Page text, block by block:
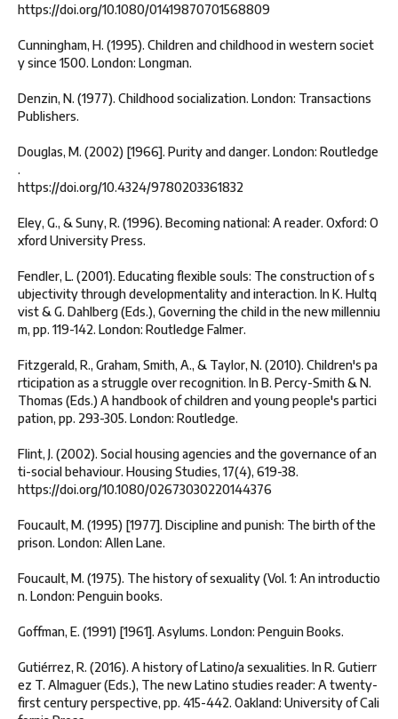
https://doi.org/10.1080/01419870701568809
Cunningham, H. (1995). Children and childhood in western societ
y since 1500. London: Longman.
Denzin, N. (1977). Childhood socialization. London: Transactions
Publishers.
Douglas, M. (2002) [1966]. Purity and danger. London: Routledge
.
https://doi.org/10.4324/9780203361832
Eley, G., & Suny, R. (1996). Becoming national: A reader. Oxford: O
xford University Press.
Fendler, L. (2001). Educating flexible souls: The construction of s
ubjectivity through developmentality and interaction. In K. Hultq
vist & G. Dahlberg (Eds.), Governing the child in the new millenniu
m, pp. 119-142. London: Routledge Falmer.
Fitzgerald, R., Graham, Smith, A., & Taylor, N. (2010). Children's pa
rticipation as a struggle over recognition. In B. Percy-Smith & N.
Thomas (Eds.) A handbook of children and young people's partici
pation, pp. 293-305. London: Routledge.
Flint, J. (2002). Social housing agencies and the governance of an
ti-social behaviour. Housing Studies, 17(4), 619-38.
https://doi.org/10.1080/02673030220144376
Foucault, M. (1995) [1977]. Discipline and punish: The birth of the
prison. London: Allen Lane.
Foucault, M. (1975). The history of sexuality (Vol. 1: An introductio
n. London: Penguin books.
Goffman, E. (1991) [1961]. Asylums. London: Penguin Books.
Gutiérrez, R. (2016). A history of Latino/a sexualities. In R. Gutierr
ez T. Almaguer (Eds.), The new Latino studies reader: A twenty-
first century perspective, pp. 415-442. Oakland: University of Cali